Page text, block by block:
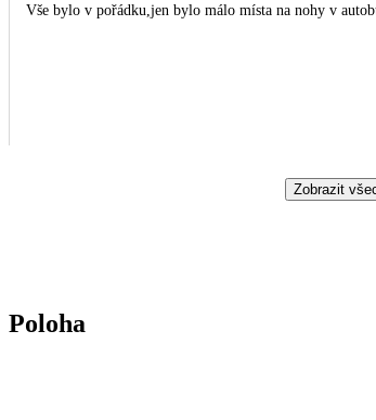
Vše bylo v pořádku,jen bylo málo místa na nohy v
Zobrazit
Poloha